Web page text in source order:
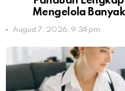
Mengelola
August 7, 2026, 9:34 pm